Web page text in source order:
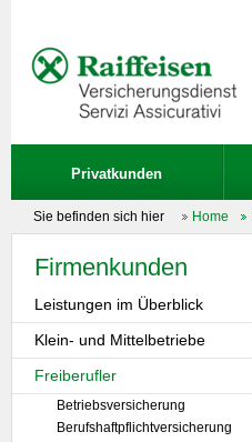
Privatkunden
Sie befinden sich hier Home
Firmenkunden
Leistungen im Überblick
Klein- und Mittelbetriebe
Freiberufler
Betriebsversicherung
Berufshaftpflichtversicherung